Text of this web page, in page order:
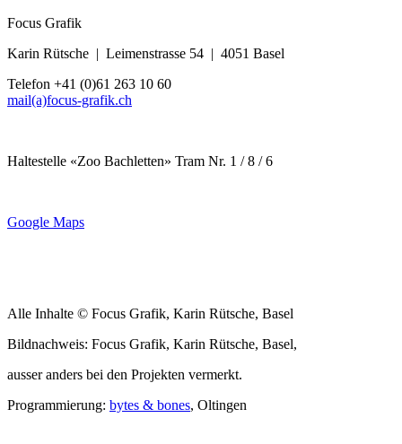
Focus Grafik
Karin Rütsche | Leimenstrasse 54 | 4051 Basel
Telefon +41 (0)61 263 10 60
mail(a)focus-grafik.ch
Haltestelle «Zoo Bachletten» Tram Nr. 1 / 8 / 6
Google Maps
Alle Inhalte © Focus Grafik, Karin Rütsche, Basel
Bildnachweis: Focus Grafik, Karin Rütsche, Basel,
ausser anders bei den Projekten vermerkt.
Programmierung: bytes & bones, Oltingen